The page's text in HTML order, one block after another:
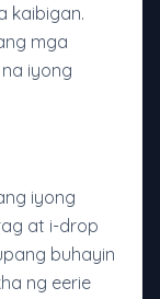
kaibigan.
mga
iyong
iyong
at i-drop
buhayin
ng eerie